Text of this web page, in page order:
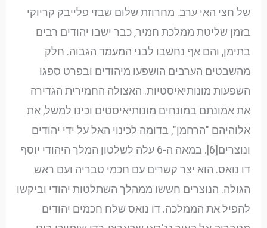
של חצי האי ערב. מחרוזת שלום שבזי פלייבק קריוקי
בזמן שליטת ממלכת חמיר, כבר ישבו יהודים רבים
בתימן, והם אף נחשבו לבני המעמד הגבוה. חלק
מהשבטים הערבים הושפעו מיהודים ובפרט ספגו
השפעות מונותיאיסטיות. האצולה החמירית הגדירה
את אמונתם במונחים מונותיאיסטים וכינו למשל, את
אלוהיהם "הרחמן", בדומה לכינוי האל על ידי יהודים
ונוצרים[6]. במאה ה-6 עלה לשלטון המלך היהודי יוסף
דו נואס. הוא יצר קשרים עם חכמי טבריה ועם ראש
הגולה. הנוצרים חששו ממהלך השתלטות יהודי וביקשו
להפיל את הממלכה. דו נואס שלח חכמים יהודים